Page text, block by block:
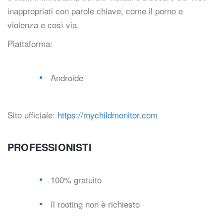
inappropriati con parole chiave, come il porno e
violenza e così via.
Piattaforma:
Androide
Sito ufficiale: https://mychildmonitor.com
PROFESSIONISTI
100% gratuito
Il rooting non è richiesto